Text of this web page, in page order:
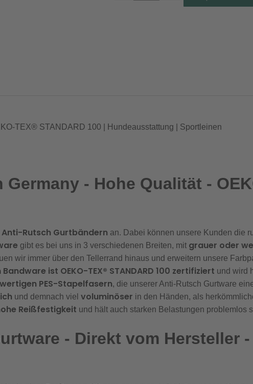
TEX® STANDARD 100 | Hundeausstattung | Sportleinen
- Hohe Qualität -
Anti-Rutsch Gurtbändern an. Dabei können unsere Kunden die
gibt es bei uns in 3 verschiedenen Breiten, mit grauer oder
wir immer über den Tellerrand hinaus und erweitern unsere
ist OEKO-TEX® STANDARD 100 zertifiziert und wird
PES-Stapelfasern, die unserer Anti-Rutsch Gurtware
und demnach vielvoluminöser in den Händen, als
Reißfestigkeit und hält auch starken Belastungen problemlos
- Direkt vom Hersteller